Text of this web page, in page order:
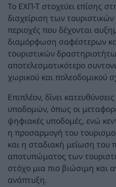
Το ΕΧΠ-Τ στοχεύει επίσης
διαχείριση των
περιοχές που δέχονται
διαμόρφωση σαφέστερων
τουριστικών
αποτελεσματικότερο
χωρικού και πολεοδομικού
Επιπλέον, δίνει
υποδομών, όπως οι
ψηφιακές υποδομές, ενώ
η προσαρμογή του
και η σταδιακή μείωση του
αποτυπώματος των
στόχο μια πιο βιώσιμη και
ανάπτυξη.